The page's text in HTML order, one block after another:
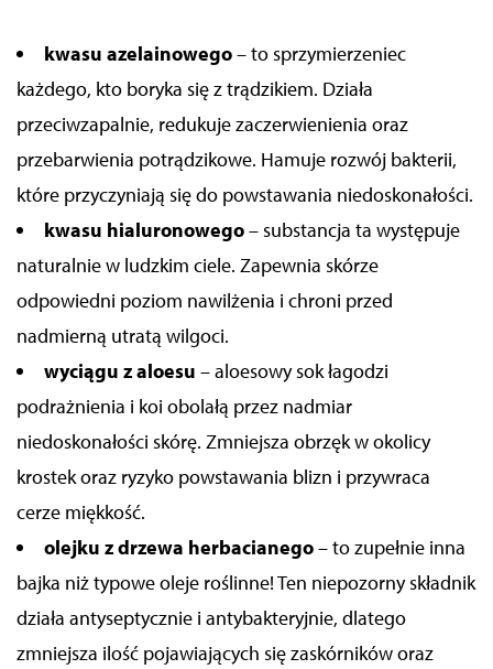
kwasu azelainowego– to sprzymierzeniec
każdego, kto boryka się z trądzikiem. Działa
przeciwzapalnie, redukuje zaczerwienienia oraz
przebarwienia potrądzikowe. Hamuje rozwój bakterii,
które przyczyniają się do powstawania niedoskonałości.
kwasu hialuronowego– substancja ta występuje
naturalnie w ludzkim ciele. Zapewnia skórze
odpowiedni poziom nawilżenia i chroni przed
nadmierną utratą wilgoci.
wyciągu z aloesu – aloesowy sok łagodzi
podrażnienia i koi obolałą przez nadmiar
niedoskonałości skórę. Zmniejsza obrzęk w okolicy
krostekoraz ryzyko powstawania blizn i przywraca
cerze miękkość.
olejku z drzewa herbacianego–to zupełnie inna
bajka niż typowe oleje roślinne! Ten niepozorny składnik
działa antyseptycznie i antybakteryjnie, dlatego
zmniejsza ilość pojawiających się zaskórników oraz